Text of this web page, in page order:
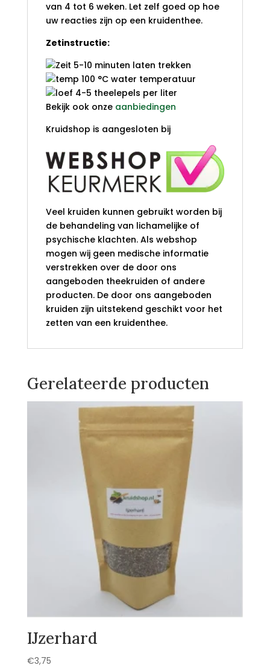
van 4 tot 6 weken. Let zelf goed op hoe
uw reacties zijn op een kruidenthee.
Zetinstructie:
5-10 minuten laten trekken
100 °C water temperatuur
4-5 theelepels per liter
Bekijk ook onze aanbiedingen
Kruidshop is aangesloten bij
Veel kruiden kunnen gebruikt worden bij
de behandeling van lichamelijke of
psychische klachten. Als webshop
mogen wij geen medische informatie
verstrekken over de door ons
aangeboden theekruiden of andere
producten. De door ons aangeboden
kruiden zijn uitstekend geschikt voor het
zetten van een kruidenthee.
Gerelateerde producten
IJzerhard
€3,75